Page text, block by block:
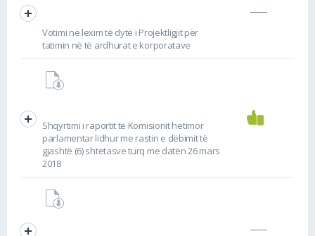
Votimi në lexim të dytë i Projektligjit për
tatimin në të ardhurat e korporatave
Shqyrtimi i raportit të Komisionit hetimor
parlamentar lidhur me rastin e dëbimit të
gjashtë (6) shtetasve turq me datën 26 mars
2018